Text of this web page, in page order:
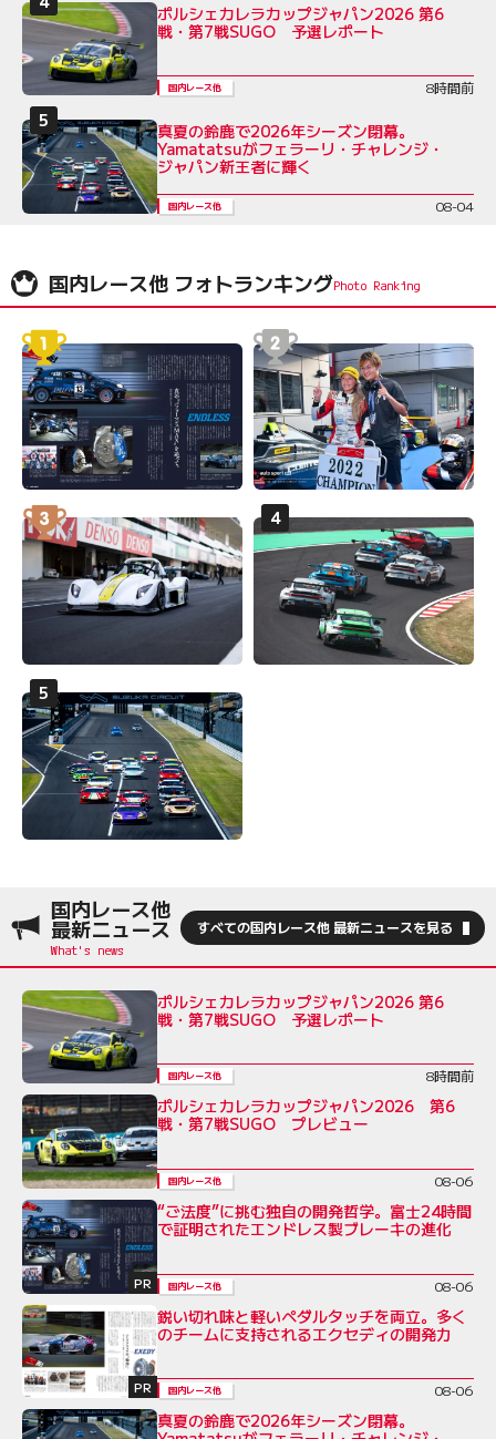
ポルシェカレラカップジャパン2026 第6
戦・第7戦SUGO 予選レポート
国内レース他 8時間前
真夏の鈴鹿で2026年シーズン閉幕。
Yamatatsuがフェラーリ・チャレンジ・
ジャパン新王者に輝く
国内レース他 08-04
国内レース他 フォトランキング
国内レース他
最新ニュース すべての国内レース他 最新ニュースを見る
ポルシェカレラカップジャパン2026 第6
戦・第7戦SUGO 予選レポート
国内レース他 8時間前
ポルシェカレラカップジャパン2026 第6
戦・第7戦SUGO プレビュー
国内レース他 08-06
PR
“ご法度”に挑む独自の開発哲学。富士24時間
で証明されたエンドレス製ブレーキの進化
国内レース他 08-06
PR
鋭い切れ味と軽いペダルタッチを両立。多く
のチームに支持されるエクセディの開発力
国内レース他 08-06
真夏の鈴鹿で2026年シーズン閉幕。